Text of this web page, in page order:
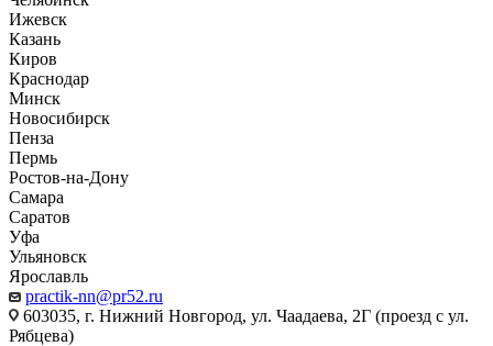
Ижевск
Казань
Киров
Краснодар
Минск
Новосибирск
Пенза
Пермь
Ростов-на-Дону
Самара
Саратов
Уфа
Ульяновск
Ярославль
practik-nn@pr52.ru
603035, г. Нижний Новгород, ул. Чаадаева, 2Г (проезд с ул.
Рябцева)